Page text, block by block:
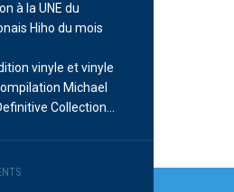
à la UNE du
Hiho du mois
vinyle et vinyle
Michael
Collection…